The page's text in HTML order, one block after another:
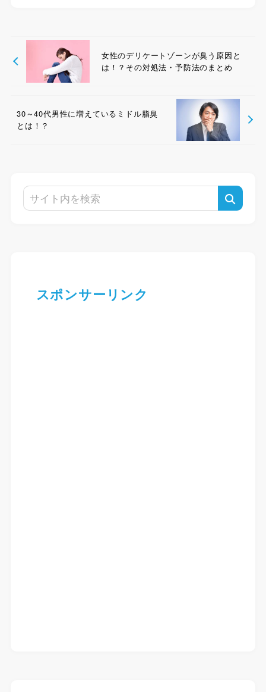
女性のデリケートゾーンが臭う原因と
は！？その対処法・予防法のまとめ
30～40代男性に増えているミドル脂臭
とは！？
スポンサーリンク